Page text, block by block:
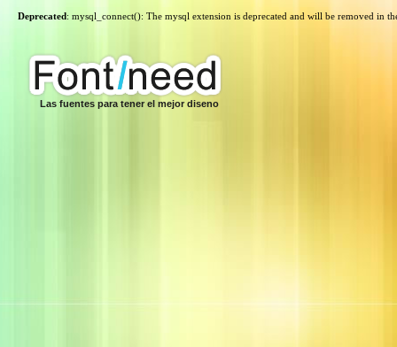
Deprecated: mysql_connect(): The mysql extension is deprecated and will be removed in
Las fuentes para tener el mejor diseno